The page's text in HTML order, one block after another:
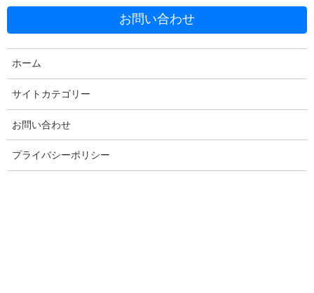
Facebook
Copy
コメントを残す
お問い合わせ
ホーム
サイトカテゴリー
お問い合わせ
プライバシーポリシー